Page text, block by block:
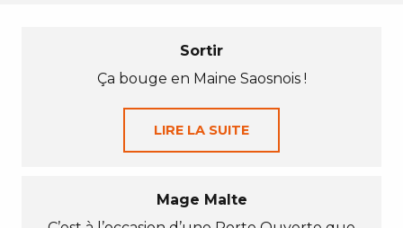
Sortir
Ça bouge en Maine Saosnois !
LIRE LA SUITE
Mage Malte